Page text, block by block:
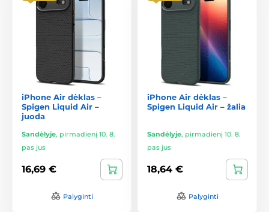
iPhone Air dėklas –
Spigen Liquid Air –
juoda
Sandėlyje, pirmadienį 10. 8.
pas jus
16,69 €
Palyginti
iPhone Air dėklas –
Spigen Liquid Air – žalia
Sandėlyje, pirmadienį 10. 8.
pas jus
18,64 €
Palyginti